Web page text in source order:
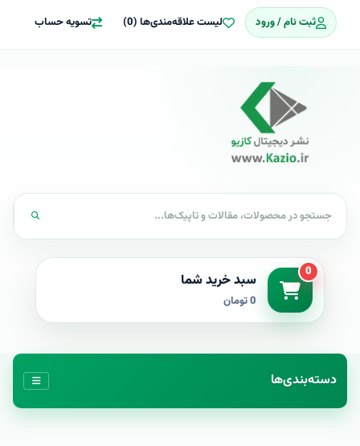
ثبت نام / ورود لیست علاقه‌مندی‌ها (0) تسویه حساب
0 سبد خرید شما
0 تومان
دسته‌بندی‌ها